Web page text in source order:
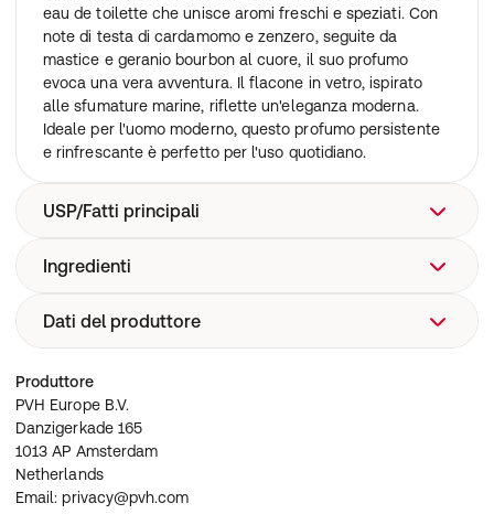
eau de toilette che unisce aromi freschi e speziati. Con
note di testa di cardamomo e zenzero, seguite da
mastice e geranio bourbon al cuore, il suo profumo
evoca una vera avventura. Il flacone in vetro, ispirato
alle sfumature marine, riflette un'eleganza moderna.
Ideale per l'uomo moderno, questo profumo persistente
e rinfrescante è perfetto per l'uso quotidiano.
USP/Fatti principali
Profumo maschile moderno e duraturo
Note di cuore: mastic e geranio bourbon
Note di base: muschio e Ambroxan
Perfetto per l'uso quotidiano
Formato: 50 ml
Ingredienti
Alcool denaturato, acqua, fragranze, aldeidi, alcool
Dati del produttore
PVH Europe B.V.
Danzigerkade 165
1013 AP Amsterdam
Netherlands
Email: privacy@pvh.com
Tel: +31 20 567 9500
Produttore
PVH Europe B.V.
Danzigerkade 165
1013 AP Amsterdam
Netherlands
Email: privacy@pvh.com